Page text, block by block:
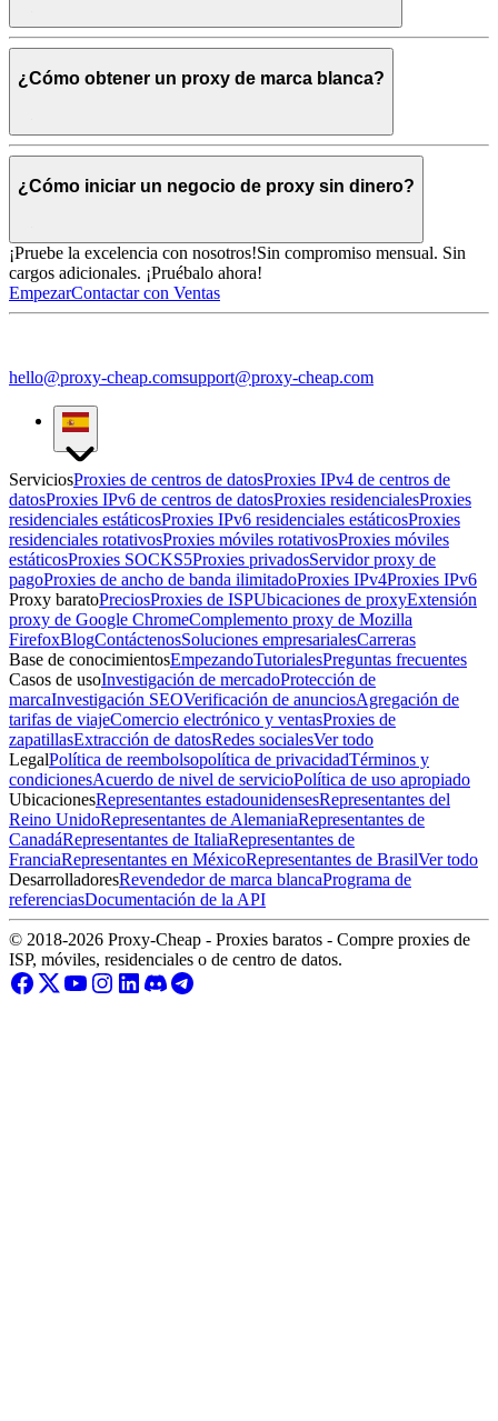
¿Cómo obtener un proxy de marca blanca?
¿Cómo iniciar un negocio de proxy sin dinero?
¡Pruebe la excelencia con nosotros!Sin compromiso mensual. Sin
cargos adicionales. ¡Pruébalo ahora!
EmpezarContactar con Ventas
hello@proxy-cheap.comsupport@proxy-cheap.com
ServiciosProxies de centros de datosProxies IPv4 de centros de
datosProxies IPv6 de centros de datosProxies residencialesProxies
residenciales estáticosProxies IPv6 residenciales estáticosProxies
residenciales rotativosProxies móviles rotativosProxies móviles
estáticosProxies SOCKS5Proxies privadosServidor proxy de
pagoProxies de ancho de banda ilimitadoProxies IPv4Proxies IPv6
Proxy baratoPreciosProxies de ISPUbicaciones de proxyExtensión
proxy de Google ChromeComplemento proxy de Mozilla
FirefoxBlogContáctenosSoluciones empresarialesCarreras
Base de conocimientosEmpezandoTutorialesPreguntas frecuentes
Casos de usoInvestigación de mercadoProtección de
marcaInvestigación SEOVerificación de anunciosAgregación de
tarifas de viajeComercio electrónico y ventasProxies de
zapatillasExtracción de datosRedes socialesVer todo
LegalPolítica de reembolsopolítica de privacidadTérminos y
condicionesAcuerdo de nivel de servicioPolítica de uso apropiado
UbicacionesRepresentantes estadounidensesRepresentantes del
Reino UnidoRepresentantes de AlemaniaRepresentantes de
CanadáRepresentantes de ItaliaRepresentantes de
FranciaRepresentantes en MéxicoRepresentantes de BrasilVer todo
DesarrolladoresRevendedor de marca blancaPrograma de
referenciasDocumentación de la API
© 2018-2026 Proxy-Cheap - Proxies baratos - Compre proxies de
ISP, móviles, residenciales o de centro de datos.